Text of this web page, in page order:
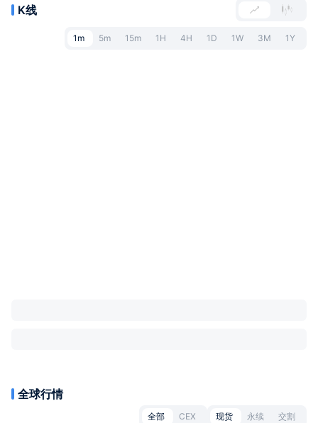
K线
1m 5m 15m 1H 4H 1D 1W 3M 1Y
全球行情
全部 CEX 现货 永续 交割